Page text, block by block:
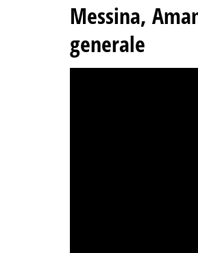
Messina,
generale